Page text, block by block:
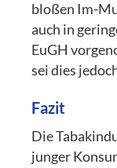
bloßen Im-
auch in
EuGH
sei dies
Fazit
Die
junger